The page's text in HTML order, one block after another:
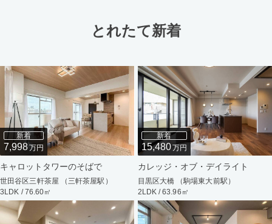
とれたて新着
新着
7,998万円
キャロットタワーのそばで
世田谷区三軒茶屋 （三軒茶屋駅）
3LDK / 76.60㎡
新着
15,480万円
カレッジ・オブ・デイライト
目黒区大橋 （駒場東大前駅）
2LDK / 63.96㎡